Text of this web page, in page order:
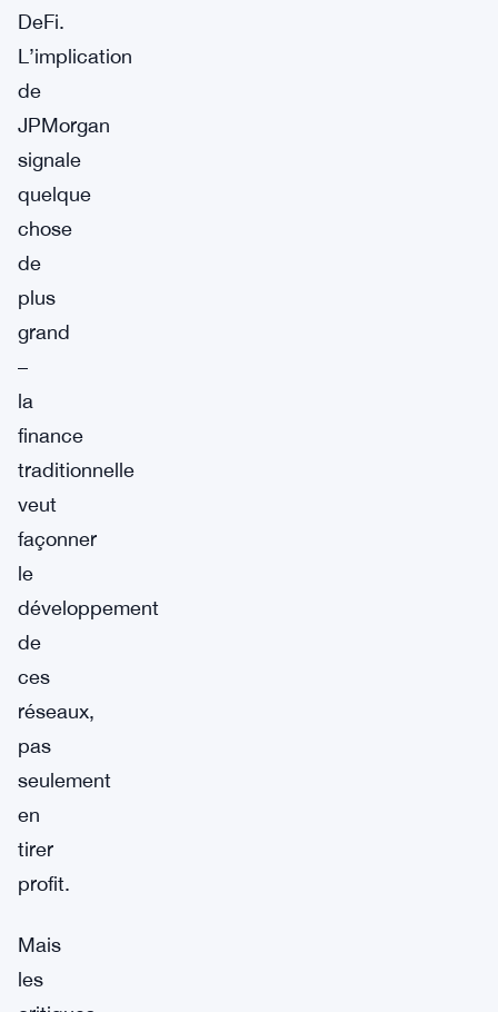
DeFi.
L’implication
de
JPMorgan
signale
quelque
chose
de
plus
grand
–
la
finance
traditionnelle
veut
façonner
le
développement
de
ces
réseaux,
pas
seulement
en
tirer
profit.
Mais
les